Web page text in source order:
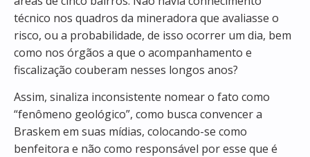
técnico nos quadros da mineradora que avaliasse o
risco, ou a probabilidade, de isso ocorrer um dia, bem
como nos órgãos a que o acompanhamento e
fiscalização couberam nesses longos anos?
Assim, sinaliza inconsistente nomear o fato como
“fenômeno geológico”, como busca convencer a
Braskem em suas mídias, colocando-se como
benfeitora e não como responsável por esse que é